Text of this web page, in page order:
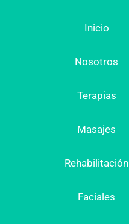
Inicio
Nosotros
Terapias
Masajes
Rehabilitación
Faciales